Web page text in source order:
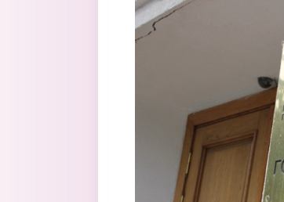
Перейти к основному содержанию